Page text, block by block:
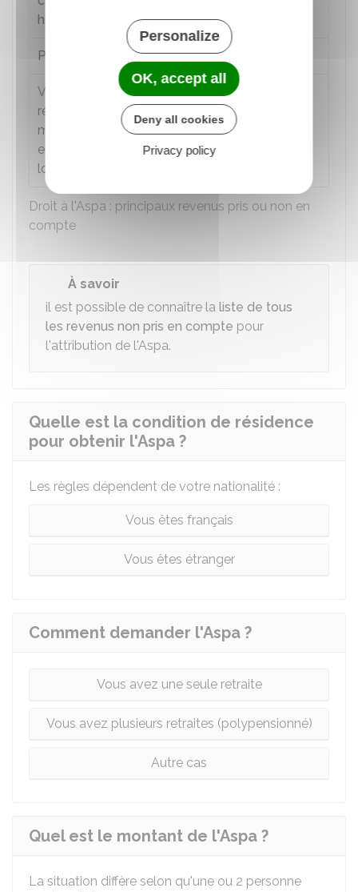
Droit à l'Aspa : principaux revenus pris ou non en
compte
handicap (PCH)
Prestations familiales Non
Valeur de votre
résidence principale,
même si le demandeur
est hospitalisé en séjour
longue durée
Non
À savoir
il est possible de connaître la liste de tous
les revenus non pris en compte pour
l'attribution de l'Aspa.
Quelle est la condition de résidence
pour obtenir l'Aspa ?
Les règles dépendent de votre nationalité :
Vous êtes français
Vous êtes étranger
Comment demander l'Aspa ?
Vous avez une seule retraite
Vous avez plusieurs retraites (polypensionné)
Autre cas
Quel est le montant de l'Aspa ?
La situation diffère selon qu'une ou 2 personne
Personalize
OK, accept all
Deny all cookies
Privacy policy